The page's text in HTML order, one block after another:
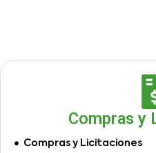
Compras y
Compras y Licitaciones